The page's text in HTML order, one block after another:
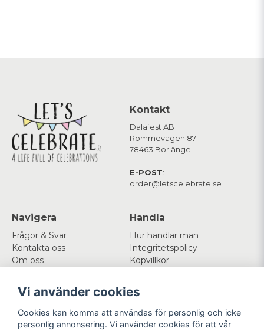
Kontakt
Dalafest AB
Rommevägen 87
78463 Borlänge
E-POST:
order@letscelebrate.se
Navigera
Frågor & Svar
Kontakta oss
Om oss
Handla
Hur handlar man
Integritetspolicy
Köpvillkor
Mitt konto
Logga in
Registrera dig
Följ oss
Facebook
Instagram
Vi använder cookies
Cookies kan komma att användas för personlig och icke
personlig annonsering. Vi använder cookies för att vår